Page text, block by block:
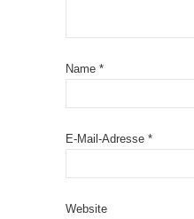
Name *
E-Mail-Adresse *
Website